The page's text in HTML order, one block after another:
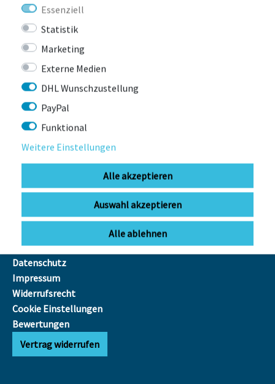
Versand
Gutscheine
E-Bike Versicherung
Werkstatt
Größe für ein
Kinderfahrrad
So wird dein Bike geliefert!
INFOS
Ausfuhr MwSt.-Erstattung
Reichweitenrechner
AGB
Datenschutz
Impressum
Widerrufsrecht
Cookie Einstellungen
Bewertungen
Vertrag widerrufen
Essenziell
Statistik
Marketing
Externe Medien
DHL Wunschzustellung
PayPal
Funktional
Weitere Einstellungen
Alle akzeptieren
Auswahl akzeptieren
Alle ablehnen